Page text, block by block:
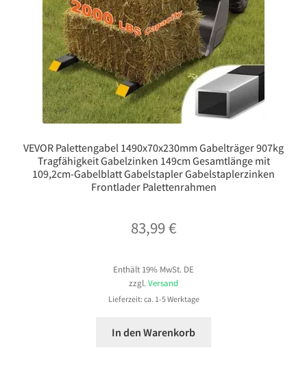
VEVOR Palettengabel 1490x70x230mm Gabelträger 907kg
Tragfähigkeit Gabelzinken 149cm Gesamtlänge mit
109,2cm-Gabelblatt Gabelstapler Gabelstaplerzinken
Frontlader Palettenrahmen
83,99€
Enthält 19% MwSt. DE
zzgl. Versand
Lieferzeit: ca. 1-5 Werktage
In den Warenkorb